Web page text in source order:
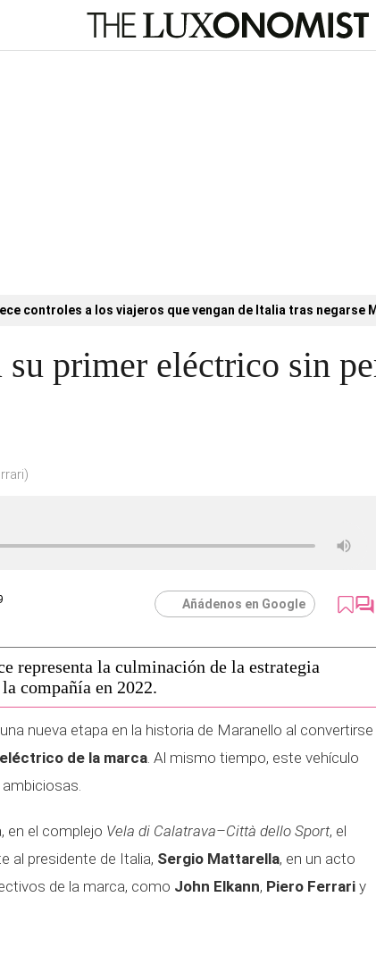
controles a los viajeros que vengan de Italia tras negarse
su primer eléctrico sin
Añádenos en Google
representa la culminación de la estrategia
compañía en 2022.
nueva etapa en la historia de Maranello al convertirse
de la marca. Al mismo tiempo, este vehículo
en el complejo Vela di Calatrava–Città dello Sport, el
al presidente de Italia, Sergio Mattarella, en un acto
de la marca, como John Elkann, Piero Ferrari y